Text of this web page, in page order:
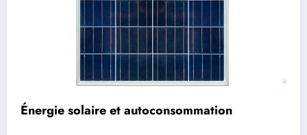
Énergie solaire et autoconsommation